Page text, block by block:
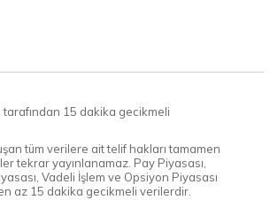
15 dakika gecikmeli
tüm verilere ait telif hakları tamamen
tekrar yayınlanamaz. Pay Piyasası,
Vadeli İşlem ve Opsiyon Piyasası
az 15 dakika gecikmeli verilerdir.